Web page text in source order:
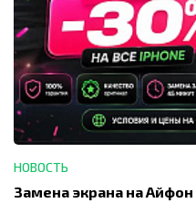
НОВОСТЬ
Замена экрана на